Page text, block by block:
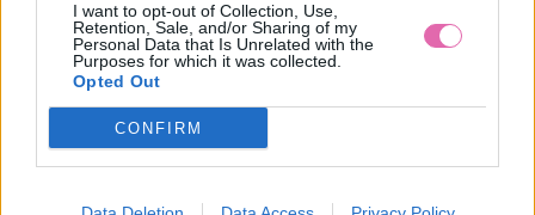
I want to opt-out of Collection, Use,
Retention, Sale, and/or Sharing of my
Personal Data that Is Unrelated with the
Purposes for which it was collected.
Opted Out
CONFIRM
179,00 €99,90 €